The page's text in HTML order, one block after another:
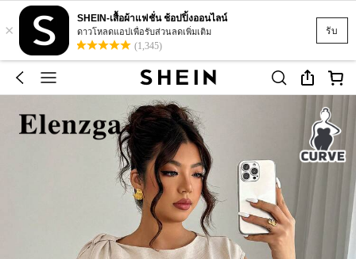
รับ
×
SHEIN-เสื้อผ้าแฟชั่น ช้อปปิ้งออนไลน์
ดาวโหลดแอปเพื่อรับส่วนลดเพิ่มเติม
(1,345)